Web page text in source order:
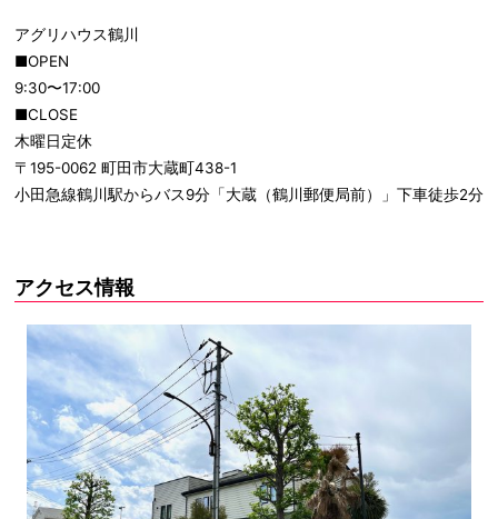
アグリハウス鶴川
■OPEN
9:30〜17:00
■CLOSE
木曜日定休
〒195-0062 町田市大蔵町438-1
小田急線鶴川駅からバス9分「大蔵（鶴川郵便局前）」下車徒歩2分
アクセス情報